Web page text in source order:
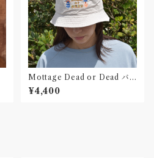
Mottage Dead or Dead バ
ゲットハット 刺繍
¥4,400